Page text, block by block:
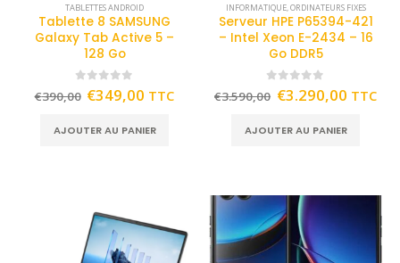
TABLETTES ANDROID
Tablette 8 SAMSUNG
Galaxy Tab Active 5 –
128 Go
out of 5
€390,00 €349,00 TTC
AJOUTER AU PANIER
INFORMATIQUE,ORDINATEURS FIXES
Serveur HPE P65394-421
– Intel Xeon E-2434 – 16
Go DDR5
out of 5
€3.590,00 €3.290,00 TTC
AJOUTER AU PANIER